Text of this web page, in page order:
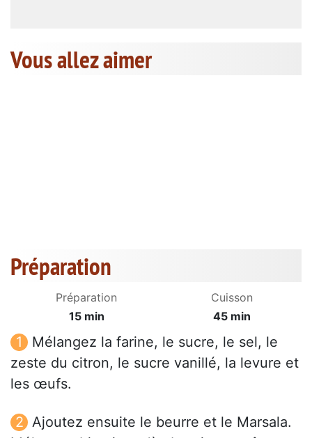
Vous allez aimer
Préparation
Préparation
15 min
Cuisson
45 min
Mélangez la farine, le sucre, le sel, le
zeste du citron, le sucre vanillé, la levure et
les œufs.
Ajoutez ensuite le beurre et le Marsala.